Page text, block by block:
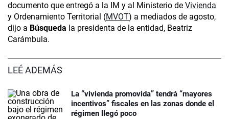
documento que entregó a la IM y al Ministerio de Vivienda
y Ordenamiento Territorial (MVOT) a mediados de agosto,
dijo a Búsqueda la presidenta de la entidad, Beatriz
Carámbula.
LEÉ ADEMÁS
La “vivienda promovida” tendrá “mayores
incentivos” fiscales en las zonas donde el
régimen llegó poco